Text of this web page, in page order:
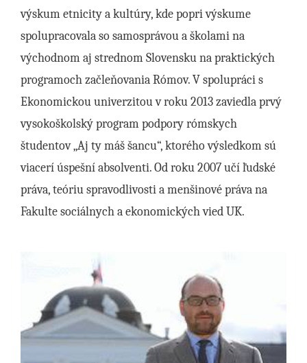
výskum etnicity a kultúry, kde popri výskume
spolupracovala so samosprávou a školami na
východnom aj strednom Slovensku na praktických
programoch začleňovania Rómov. V spolupráci s
Ekonomickou univerzitou v roku 2013 zaviedla prvý
vysokoškolský program podpory rómskych
študentov „Aj ty máš šancu“, ktorého výsledkom sú
viacerí úspešní absolventi. Od roku 2007 učí ľudské
práva, teóriu spravodlivosti a menšinové práva na
Fakulte sociálnych a ekonomických vied UK.